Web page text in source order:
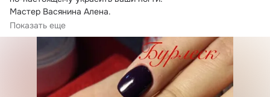
Мастер Васянина Алена.
Будем рады видеть Вас!
Показать еще